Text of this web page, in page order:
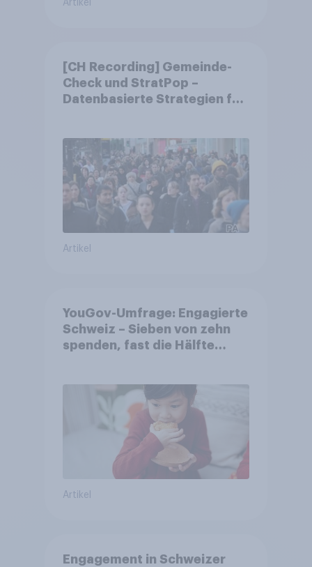
Artikel
[CH Recording] Gemeinde-
Check und StratPop –
Datenbasierte Strategien für
Artikel
YouGov-Umfrage: Engagierte
Schweiz – Sieben von zehn
spenden, fast die Hälfte
Artikel
Engagement in Schweizer